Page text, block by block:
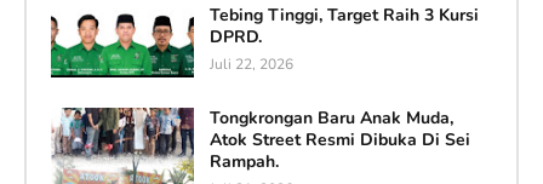
Tebing Tinggi, Target Raih 3 Kursi
DPRD.
Juli 22, 2026
Tongkrongan Baru Anak Muda,
Atok Street Resmi Dibuka Di Sei
Rampah.